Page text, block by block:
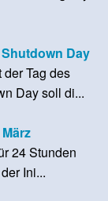
Day
Tag des
Day soll di...
24 Stunden
Ini...